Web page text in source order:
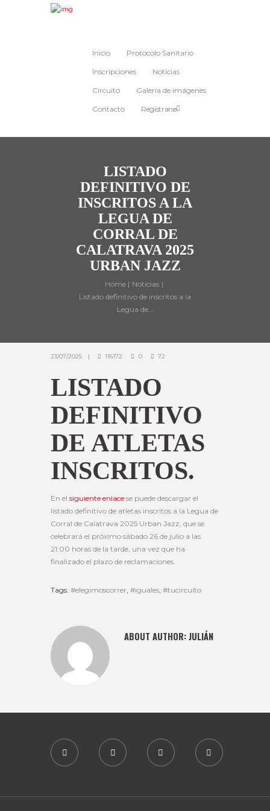
Inicio Protocolo Sanitario
Inscripciones Noticias
Circuito Galería de imágenes
Contacto Registrarse
LISTADO
DEFINITIVO DE
INSCRITOS A LA
LEGUA DE
CORRAL DE
CALATRAVA 2025
URBAN JAZZ
Home
Noticias
Listado definitivo de inscritos a la
Legua de...
23/07/2025 116172 0 72
LISTADO
DEFINITIVO
DE ATLETAS
INSCRITOS.
En el siguiente enlace se puede descargar el
listado definitivo de atletas inscritos a la Legua de
Corral de Calatrava 2025 Urban Jazz, que se
celebrará el próximo sábado 26 de julio a las
21:00 horas de la tarde, una vez que ha
finalizado el plazo de reclamaciones.
Tags: #elegimoscorrer, #iguales, #tucircuito
ABOUT AUTHOR:JULIÁN